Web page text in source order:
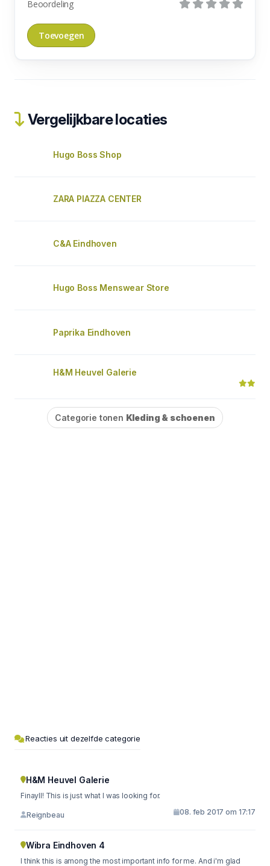
Beoordeling
Vergelijkbare locaties
Hugo Boss Shop
ZARA PIAZZA CENTER
C&A Eindhoven
Hugo Boss Menswear Store
Paprika Eindhoven
H&M Heuvel Galerie
Categorie tonen Kleding & schoenen
Reacties uit dezelfde categorie
H&M Heuvel Galerie
Finayll! This is just what I was looking for.
Reignbeau 08. feb 2017 om 17:17
Wibra Eindhoven 4
I think this is among the most important info for me. And i'm glad